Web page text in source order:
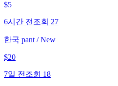
$5
6시간 전 조회 27
한국 pant / New
$20
7일 전 조회 18